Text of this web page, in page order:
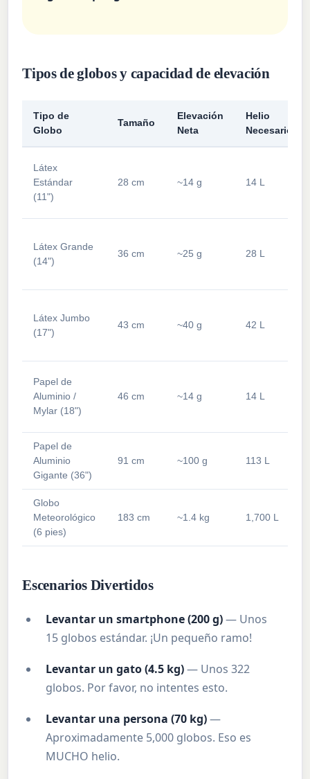
Tipos de globos y capacidad de elevación
Tipo de
Globo
Tamaño
Elevación
Neta
Helio
Necesario
Látex
Estándar
(11")
28 cm ~14 g 14 L
Látex Grande
(14")
36 cm ~25 g 28 L
Látex Jumbo
(17")
43 cm ~40 g 42 L
Papel de
Aluminio /
Mylar (18")
46 cm ~14 g 14 L
Papel de
Aluminio
Gigante (36")
91 cm ~100 g 113 L
Globo
Meteorológico
(6 pies)
183 cm ~1.4 kg 1,700 L
Escenarios Divertidos
Levantar un smartphone (200 g)— Unos
15 globos estándar. ¡Un pequeño ramo!
Levantar un gato (4.5 kg)— Unos 322
globos. Por favor, no intentes esto.
Levantar una persona (70 kg)—
Aproximadamente 5,000 globos. Eso es
MUCHO helio.